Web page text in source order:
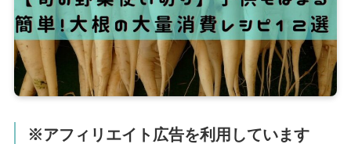
※アフィリエイト広告を利用しています